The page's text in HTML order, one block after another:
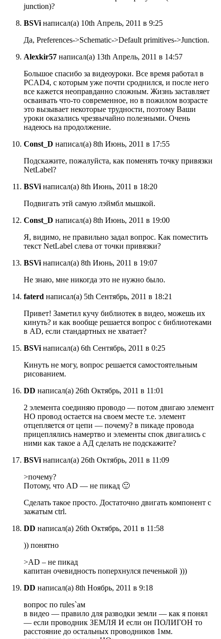
junction)?
BSVi написал(а) 10th Апрель, 2011 в 9:25
Да, Preferences->Schematic->Default primitives->Junction.
Alexkir57 написал(а) 13th Апрель, 2011 в 14:57
Большое спасибо за видеоуроки. Все время работал в
PCAD4, с которым уже почти сроднился, и после него
все кажется неоправданно сложным. Жизнь заставляет
осваивать что-то современное, но в пожилом возрасте
это вызывает некоторые трудности, поэтому Ваши
уроки оказались чрезвычайно полезными. Очень
надеюсь на продолжение.
Const_D написал(а) 8th Июнь, 2011 в 17:55
Подскажите, пожалуйста, как поменять точку привязки
NetLabel?
BSVi написал(а) 8th Июнь, 2011 в 18:20
Подвигать этй самую лэймбл мышкой.
Const_D написал(а) 8th Июнь, 2011 в 19:00
Я, видимо, не правильно задал вопрос. Как поместить
текст NetLabel слева от точки привязки?
BSVi написал(а) 8th Июнь, 2011 в 19:07
Не знаю, мне никогда это не нужно было.
faterd написал(а) 5th Сентябрь, 2011 в 18:21
Привет! Заметил кучу библиотек в видео, можешь их
кинуть? и как вообще решается вопрос с библиотеками
в AD, если стандартных не хватает?
BSVi написал(а) 6th Сентябрь, 2011 в 0:25
Кинуть не могу, вопрос решается самостоятельным
рисованием.
DD написал(а) 26th Октябрь, 2011 в 11:01
2 элемента соединяю проводо — потом двигаю элемент
НО провод остается на своем месте т.е. элемент
отцепляется от цепи — почему? в пикаде провода
прицеплялись намертво и элементы спок двигались с
ними как такое а АД сделать не подскажите?
BSVi написал(а) 26th Октябрь, 2011 в 11:09
>почему?
Потому, что AD — не пикад 🙂
Сделать такое просто. Достаточно двигать компонент с
зажатым ctrl.
DD написал(а) 26th Октябрь, 2011 в 11:58
)) понятно
>AD – не пикад
капитан очевидность поперхнулся печенькой )))
DD написал(а) 8th Ноябрь, 2011 в 9:18
вопрос по rules`ам
в видео — правило для разводки земли — как я понял
— если проводник ЗЕМЛЯ И если он ПОЛИГОН то
расстояние до остальных проводников 1мм.